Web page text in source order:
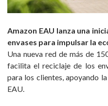
Amazon EAU lanza una
envases para impulsar la
Una nueva red de más de
facilita el reciclaje de los
para los clientes, apoyando
EAU.